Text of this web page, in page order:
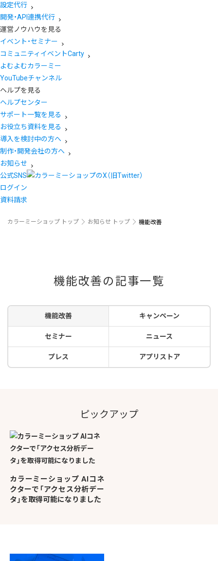
設定代行
開発・API連携代行
運営ノウハウを見る
イベント・セミナー
コミュニティイベントCarty
よむよむカラーミー
YouTubeチャンネル
ヘルプを見る
ヘルプセンター
サポート一覧を見る
お役立ち資料を見る
導入を検討中の方へ
制作・開発会社の方へ
お知らせ
公式SNS
ログイン
資料請求
カラーミーショップ トップ お知らせ トップ 機能改善
機能改善の記事一覧
機能改善 キャンペーン
セミナー ニュース
プレス アプリストア
ピックアップ
カラーミーショップ AIコネ
クターで「アクセス分析デー
タ」を取得可能になりました